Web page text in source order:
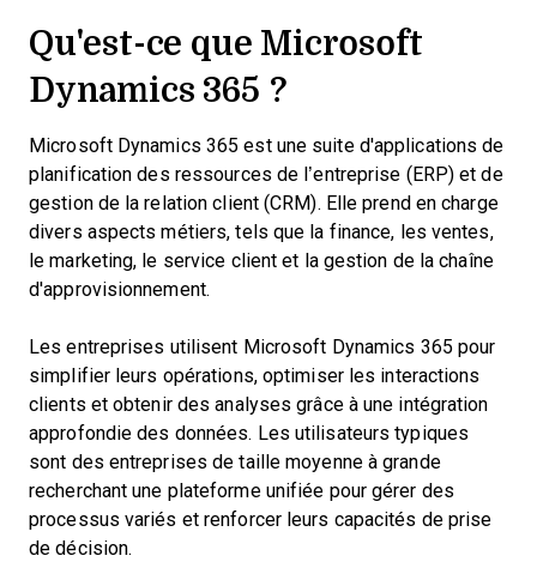
Qu'est-ce que Microsoft
Dynamics 365 ?
Microsoft Dynamics 365 est une suite d'applications de
planification des ressources de l’entreprise (ERP) et de
gestion de la relation client (CRM). Elle prend en charge
divers aspects métiers, tels que la finance, les ventes,
le marketing, le service client et la gestion de la chaîne
d'approvisionnement.
Les entreprises utilisent Microsoft Dynamics 365 pour
simplifier leurs opérations, optimiser les interactions
clients et obtenir des analyses grâce à une intégration
approfondie des données. Les utilisateurs typiques
sont des entreprises de taille moyenne à grande
recherchant une plateforme unifiée pour gérer des
processus variés et renforcer leurs capacités de prise
de décision.